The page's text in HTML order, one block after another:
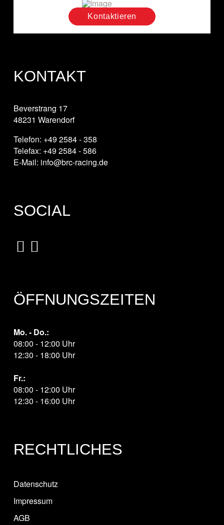
Kontaktieren
KONTAKT
Beverstrang 17
48231 Warendorf
Telefon: +49 2584 - 358
Telefax: +49 2584 - 586
E-Mail: info@brc-racing.de
SOCIAL
ÖFFNUNGSZEITEN
Mo. - Do.:
08:00 - 12:00 Uhr
12:30 - 18:00 Uhr
Fr.:
08:00 - 12:00 Uhr
12:30 - 16:00 Uhr
RECHTLICHES
Datenschutz
Impressum
AGB